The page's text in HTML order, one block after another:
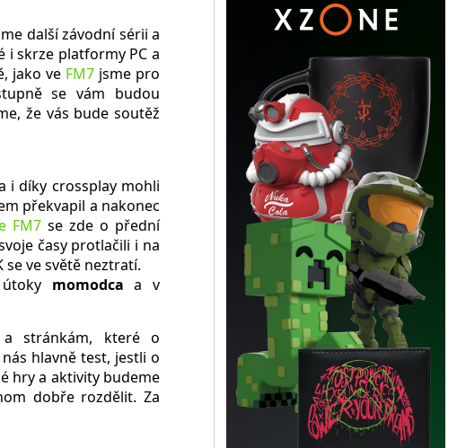
další závodní sérii a
i skrze platformy PC a
jako ve FM7jsme pro
se vám budou
že vás bude soutěž
i díky crossplay mohli
překvapil a nakonec
FM7se zde o přední
časy protlačili i na
se ve světě neztratí.
momodca a v
a stránkám, které o
hlavně test, jestli o
hry a aktivity budeme
dobře rozdělit. Za